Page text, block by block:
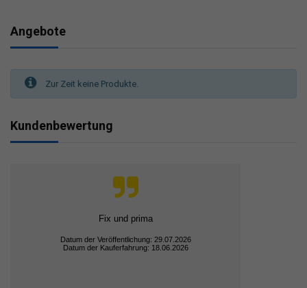
Angebote
Zur Zeit keine Produkte.
Kundenbewertung
Fix und prima
Datum der Veröffentlichung: 29.07.2026
Datum der Kauferfahrung: 18.06.2026